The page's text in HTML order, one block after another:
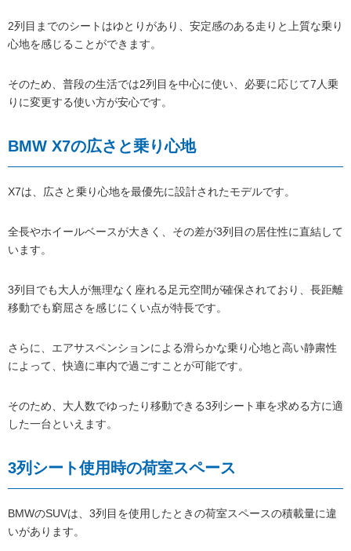
2列目までのシートはゆとりがあり、安定感のある走りと上質な乗り
心地を感じることができます。
そのため、普段の生活では2列目を中心に使い、必要に応じて7人乗
りに変更する使い方が安心です。
BMW X7の広さと乗り心地
X7は、広さと乗り心地を最優先に設計されたモデルです。
全長やホイールベースが大きく、その差が3列目の居住性に直結して
います。
3列目でも大人が無理なく座れる足元空間が確保されており、長距離
移動でも窮屈さを感じにくい点が特長です。
さらに、エアサスペンションによる滑らかな乗り心地と高い静粛性
によって、快適に車内で過ごすことが可能です。
そのため、大人数でゆったり移動できる3列シート車を求める方に適
した一台といえます。
3列シート使用時の荷室スペース
BMWのSUVは、3列目を使用したときの荷室スペースの積載量に違
いがあります。